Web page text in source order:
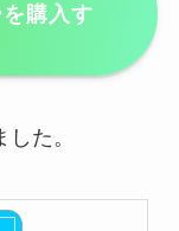
購入す
た。